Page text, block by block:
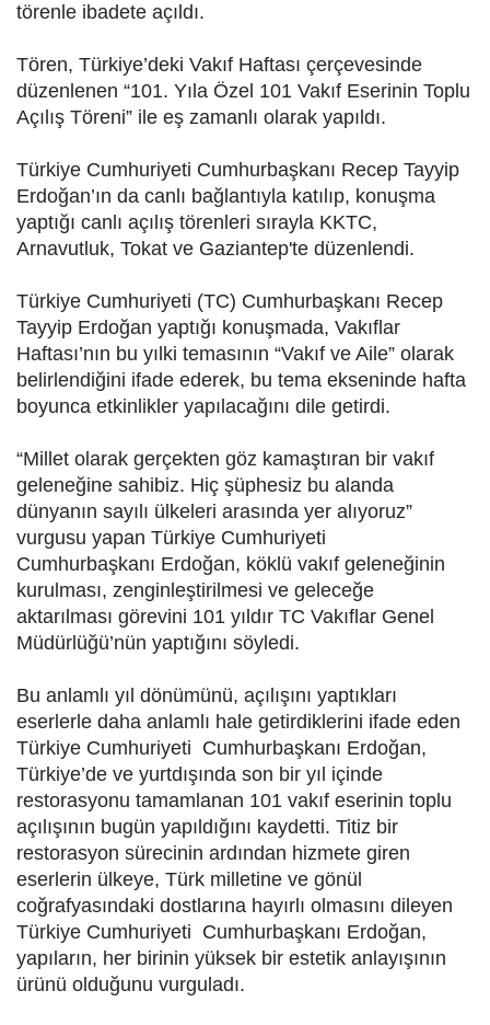
törenle ibadete açıldı.
Tören, Türkiye’deki Vakıf Haftası çerçevesinde
düzenlenen “101. Yıla Özel 101 Vakıf Eserinin Toplu
Açılış Töreni” ile eş zamanlı olarak yapıldı.
Türkiye Cumhuriyeti Cumhurbaşkanı Recep Tayyip
Erdoğan’ın da canlı bağlantıyla katılıp, konuşma
yaptığı canlı açılış törenleri sırayla KKTC,
Arnavutluk, Tokat ve Gaziantep'te düzenlendi.
Türkiye Cumhuriyeti (TC) Cumhurbaşkanı Recep
Tayyip Erdoğan yaptığı konuşmada, Vakıflar
Haftası’nın bu yılki temasının “Vakıf ve Aile” olarak
belirlendiğini ifade ederek, bu tema ekseninde hafta
boyunca etkinlikler yapılacağını dile getirdi.
“Millet olarak gerçekten göz kamaştıran bir vakıf
geleneğine sahibiz. Hiç şüphesiz bu alanda
dünyanın sayılı ülkeleri arasında yer alıyoruz”
vurgusu yapan Türkiye Cumhuriyeti
Cumhurbaşkanı Erdoğan, köklü vakıf geleneğinin
kurulması, zenginleştirilmesi ve geleceğe
aktarılması görevini 101 yıldır TC Vakıflar Genel
Müdürlüğü’nün yaptığını söyledi.
Bu anlamlı yıl dönümünü, açılışını yaptıkları
eserlerle daha anlamlı hale getirdiklerini ifade eden
Türkiye Cumhuriyeti Cumhurbaşkanı Erdoğan,
Türkiye’de ve yurtdışında son bir yıl içinde
restorasyonu tamamlanan 101 vakıf eserinin toplu
açılışının bugün yapıldığını kaydetti. Titiz bir
restorasyon sürecinin ardından hizmete giren
eserlerin ülkeye, Türk milletine ve gönül
coğrafyasındaki dostlarına hayırlı olmasını dileyen
Türkiye Cumhuriyeti Cumhurbaşkanı Erdoğan,
yapıların, her birinin yüksek bir estetik anlayışının
ürünü olduğunu vurguladı.